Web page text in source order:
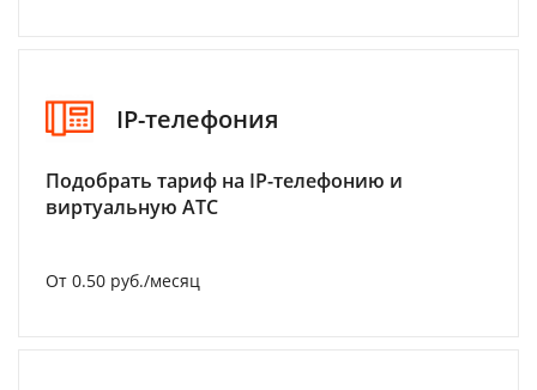
IP-телефония
Подобрать тариф на IP-телефонию и
виртуальную АТС
От 0.50 руб./месяц